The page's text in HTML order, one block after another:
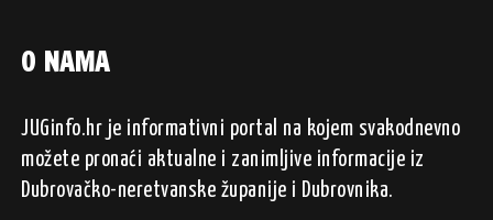
O NAMA
JUGinfo.hr je informativni portal na kojem svakodnevno
možete pronaći aktualne i zanimljive informacije iz
Dubrovačko-neretvanske županije i Dubrovnika.